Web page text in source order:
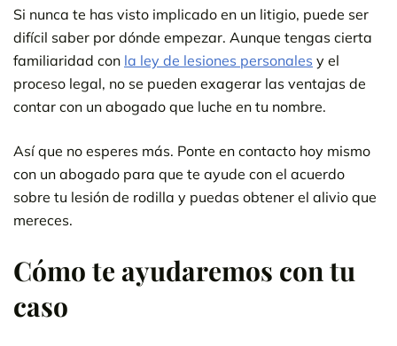
Si nunca te has visto implicado en un litigio, puede ser
difícil saber por dónde empezar. Aunque tengas cierta
familiaridad con la ley de lesiones personales y el
proceso legal, no se pueden exagerar las ventajas de
contar con un abogado que luche en tu nombre.
Así que no esperes más. Ponte en contacto hoy mismo
con un abogado para que te ayude con el acuerdo
sobre tu lesión de rodilla y puedas obtener el alivio que
mereces.
Cómo te ayudaremos con tu
caso